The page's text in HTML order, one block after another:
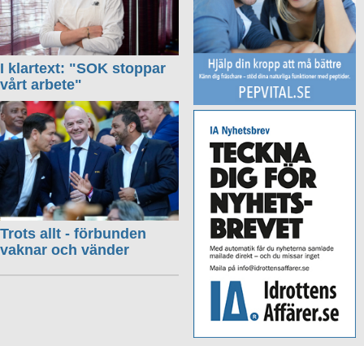
I klartext: "SOK stoppar
vårt arbete"
Trots allt - förbunden
vaknar och vänder